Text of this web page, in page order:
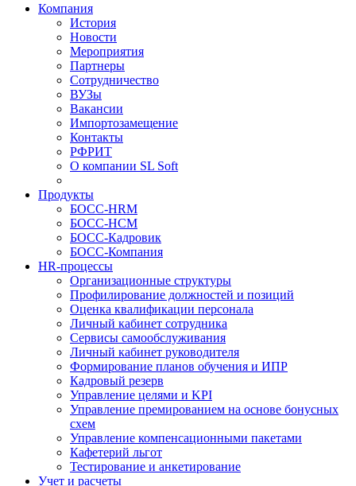
Компания
История
Новости
Мероприятия
Партнеры
Сотрудничество
ВУЗы
Вакансии
Импортозамещение
Контакты
РФРИТ
О компании SL Soft
Продукты
БОСС-HRM
БОСС-HCM
БОСС-Кадровик
БОСС-Компания
HR-процессы
Организационные структуры
Профилирование должностей и позиций
Оценка квалификации персонала
Личный кабинет сотрудника
Сервисы самообслуживания
Личный кабинет руководителя
Формирование планов обучения и ИПР
Кадровый резерв
Управление целями и KPI
Управление премированием на основе бонусных
схем
Управление компенсационными пакетами
Кафетерий льгот
Тестирование и анкетирование
Учет и расчеты